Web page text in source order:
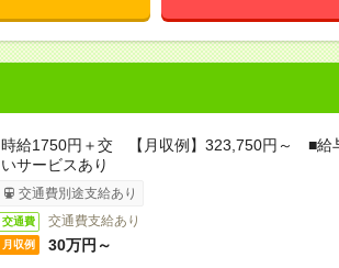
時給1750円＋交 【月収例】323,750円～ ■給
いサービスあり
交通費別途支給あり
交通費 交通費支給あり
月収例 30万円～